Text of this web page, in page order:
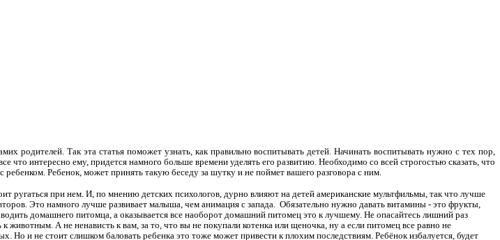
родителей. Так эта статья поможет узнать, как правильно воспитывать детей. Начинать воспитывать нужно с тех пор,
что интересно ему, придется намного больше времени уделять его развитию. Необходимо со всей строгостью сказать, что
ребенком. Ребенок, может принять такую беседу за шутку и не поймет вашего разговора с ним.
ругаться при нем. И, по мнению детских психологов, дурно влияют на детей американские мультфильмы, так что лучше
Это намного лучше развивает малыша, чем анимация с запада.
Обязательно нужно давать витамины - это фрукты,
домашнего питомца, а оказывается все наоборот домашний питомец это к лучшему. Не опасайтесь лишний раз
А не ненависть к вам, за то, что вы не покупали котенка или щеночка, ну а если питомец все равно не
и не стоит слишком баловать ребенка это тоже может привести к плохим последствиям. Ребёнок избалуется, будет